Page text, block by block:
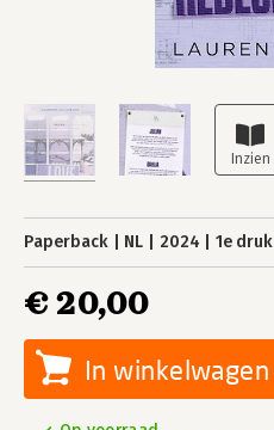
Paperback NL 2024 1e druk
€ 20,00
In winkelwagen